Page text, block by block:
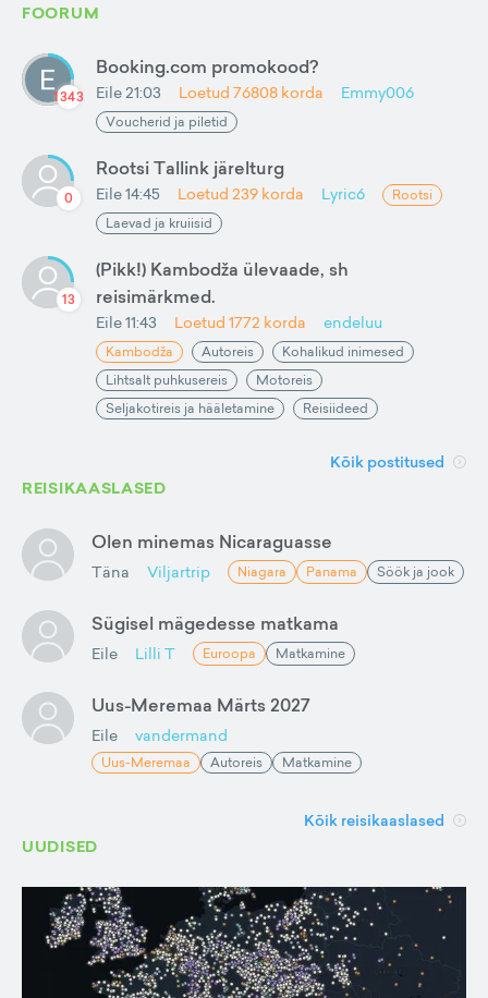
FOORUM
1343
Booking.com promokood?
Eile 21:03 Loetud 76808 korda Emmy006
Voucherid ja piletid
0
Rootsi Tallink järelturg
Eile 14:45 Loetud 239 korda Lyric6
Rootsi
Laevad ja kruiisid
13
(Pikk!) Kambodža ülevaade, sh
reisimärkmed.
Eile 11:43 Loetud 1772 korda endeluu
Kambodža Autoreis
Kohalikud inimesed
Lihtsalt puhkusereis
Motoreis
Seljakotireis ja hääletamine
Reisiideed
Kõik postitused
REISIKAASLASED
Olen minemas Nicaraguasse
Täna Viljartrip Niagara Panama Söök ja jook
Sügisel mägedesse matkama
Eile Lilli T Euroopa Matkamine
Uus-Meremaa Märts 2027
Eile vandermand
Uus-Meremaa Autoreis Matkamine
Kõik reisikaaslased
UUDISED